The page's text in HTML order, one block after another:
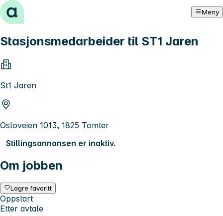
Hopp til innhold Meny
Stasjonsmedarbeider til ST1 Jaren
St1 Jaren
Osloveien 1013, 1825 Tomter
Stillingsannonsen er inaktiv.
Om jobben
Lagre favoritt
Oppstart
Etter avtale